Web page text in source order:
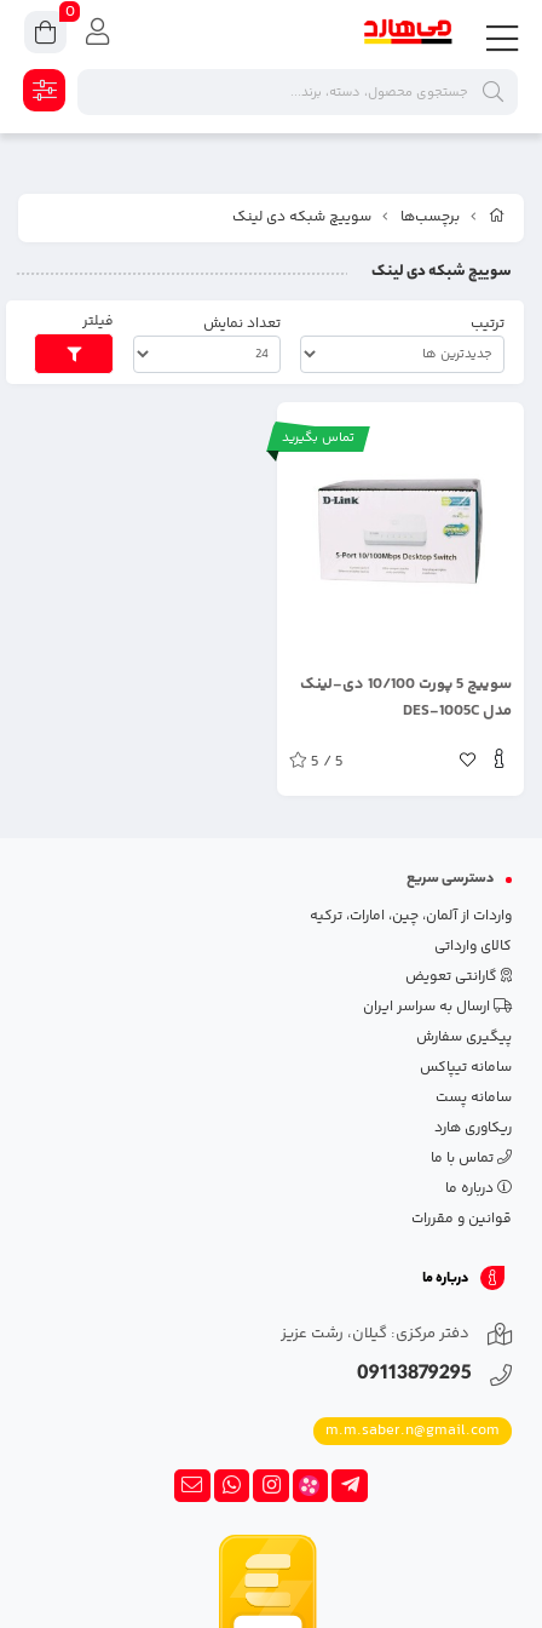
برچسب‌ها سوییچ شبکه دی لینک
سوییچ شبکه دی لینک
ترتیب تعداد نمایش فیلتر
تماس بگیرید
سوییچ 5 پورت 10/100 دی-لینک
مدل DES-1005C
5 / 5
دسترسی سریع
واردات از آلمان، چین، امارات، ترکیه
کالای وارداتی
گارانتی تعویض
ارسال به سراسر ایران
پیگیری سفارش
سامانه تیپاکس
سامانه پست
ریکاوری هارد
تماس با ما
درباره ما
قوانین و مقررات
درباره ما
دفتر مرکزی: گیلان، رشت عزیز
09113879295
m.m.saber.n@gmail.com
0